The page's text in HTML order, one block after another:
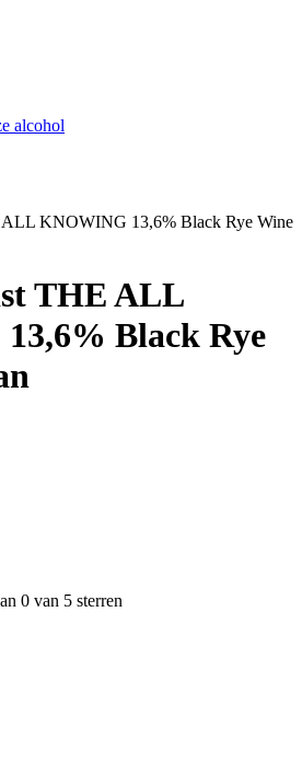
alcohol
KNOWING 13,6% Black Rye Wine
THE ALL
Black Rye
0 van 5 sterren